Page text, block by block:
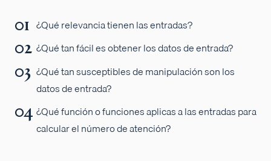
¿Qué relevancia tienen las entradas?
¿Qué tan fácil es obtener los datos de entrada?
¿Qué tan susceptibles de manipulación son los
datos de entrada?
¿Qué función o funciones aplicas a las entradas para
calcular el número de atención?